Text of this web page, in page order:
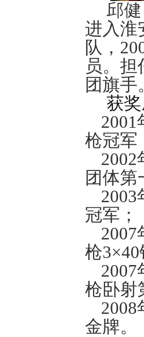
邱
进入淮
队，
员。
团旗手
获
枪冠军
团体第
冠军；
枪
枪卧射
金牌。